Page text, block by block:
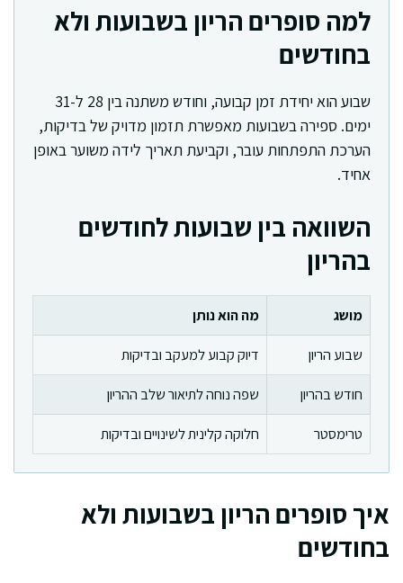
למה סופרים הריון בשבועות ולא
בחודשים
שבוע הוא יחידת זמן קבועה, וחודש משתנה בין 28 ל-31
ימים. ספירה בשבועות מאפשרת תזמון מדויק של בדיקות,
הערכת התפתחות עובר, וקביעת תאריך לידה משוער באופן
אחיד.
השוואה בין שבועות לחודשים
בהריון
מושג
מה הוא נותן
שבוע הריון
דיוק קבוע למעקב ובדיקות
חודש בהריון
שפה נוחה לתיאור שלב ההריון
טרימסטר
חלוקה קלינית לשינויים ובדיקות
איך סופרים הריון בשבועות ולא
בחודשים